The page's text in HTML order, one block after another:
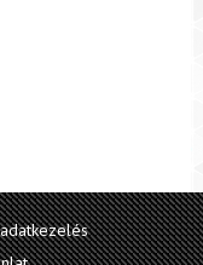
adatkezelés